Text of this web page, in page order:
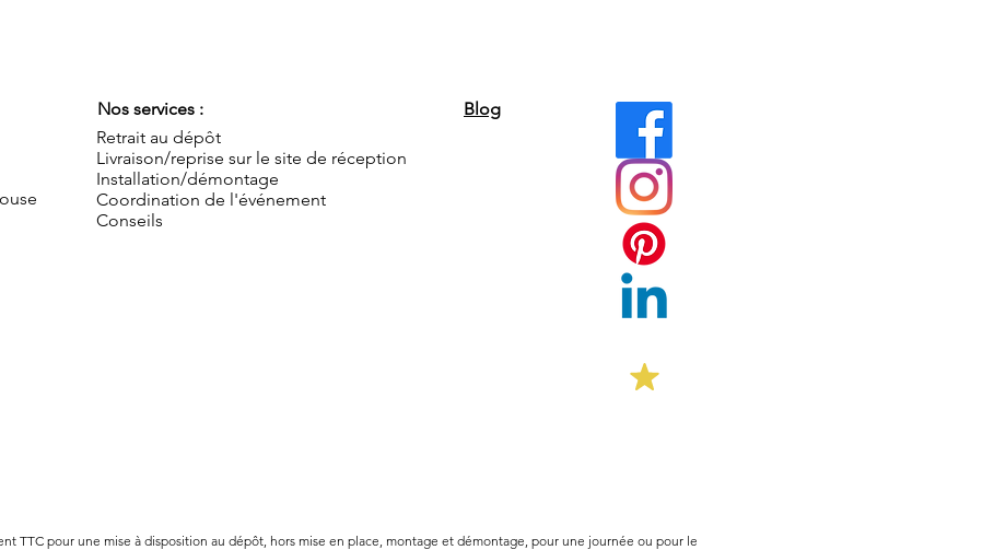
Nos services :
Retrait au dépôt
Livraison/reprise sur le site de réception
Installation/démontage
Coordination de l'événement
Conseils
Blog
TTC pour une mise à disposition au dépôt, hors mise en place, montage et démontage, pour une journée ou pour le